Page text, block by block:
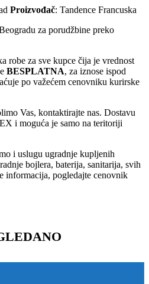
Proizvođač: Tandence Francuska
robe za sve kupce čija je vrednost
BESPLATNA, za iznose ispod
po važećem cenovniku kurirske
Vas, kontaktirajte nas. Dostavu
i moguća je samo na teritoriji
i uslugu ugradnje kupljenih
bojlera, baterija, sanitarija, svih
informacija, pogledajte cenovnik